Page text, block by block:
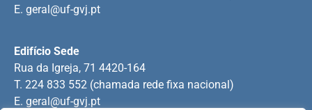
Edifício Sede
Rua da Igreja, 71 4420-164
T. 224 833 552 (chamada rede fixa nacional)
E. geral@uf-gvj.pt
E. geral@uf-gvj.pt